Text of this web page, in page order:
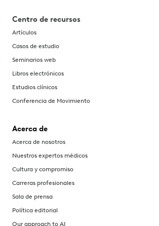
Centro de recursos
Artículos
Casos de estudio
Seminarios web
Libros electrónicos
Estudios clínicos
Conferencia de Movimiento
Acerca de
Acerca de nosotros
Nuestros expertos médicos
Cultura y compromiso
Carreras profesionales
Sala de prensa
Política editorial
Our approach to AI